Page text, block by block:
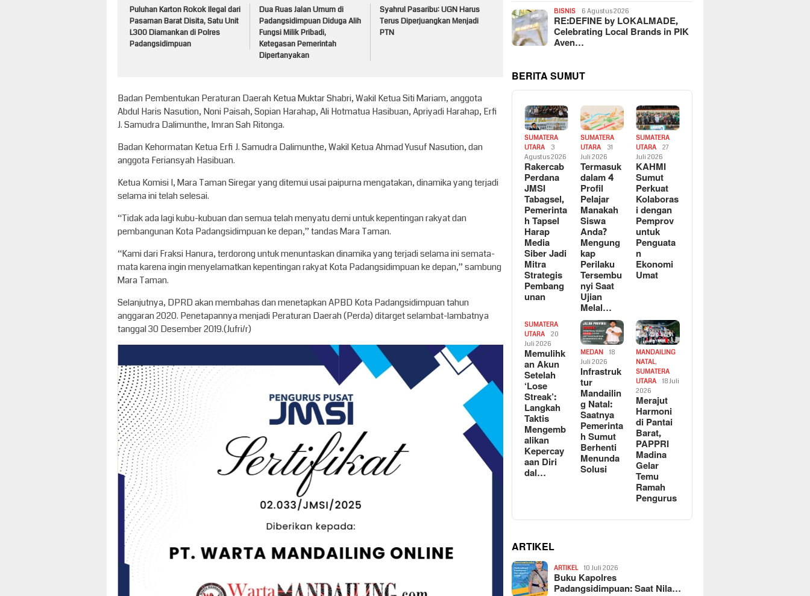
Puluhan Karton Rokok Ilegal dari
Pasaman Barat Disita, Satu Unit
L300 Diamankan di Polres
Padangsidimpuan
Dua Ruas Jalan Umum di
Padangsidimpuan Diduga Alih
Fungsi Milik Pribadi,
Ketegasan Pemerintah
Dipertanyakan
Syahrul Pasaribu: UGN Harus
Terus Diperjuangkan Menjadi
PTN
Badan Pembentukan Peraturan Daerah Ketua Muktar Shabri, Wakil Ketua Siti Mariam, anggota
Abdul Haris Nasution, Noni Paisah, Sopian Harahap, Ali Hotmatua Hasibuan, Apriyadi Harahap, Erfi
J. Samudra Dalimunthe, Imran Sah Ritonga.
Badan Kehormatan Ketua Erfi J. Samudra Dalimunthe, Wakil Ketua Ahmad Yusuf Nasution, dan
anggota Feriansyah Hasibuan.
Ketua Komisi I, Mara Taman Siregar yang ditemui usai paipurna mengatakan, dinamika yang terjadi
selama ini telah selesai.
“Tidak ada lagi kubu-kubuan dan semua telah menyatu demi untuk kepentingan rakyat dan
pembangunan Kota Padangsidimpuan ke depan,” tandas Mara Taman.
“Kami dari Fraksi Hanura, terdorong untuk menuntaskan dinamika yang terjadi selama ini semata-
mata karena ingin menyelamatkan kepentingan rakyat Kota Padangsidimpuan ke depan,” sambung
Mara Taman.
Selanjutnya, DPRD akan membahas dan menetapkan APBD Kota Padangsidimpuan tahun
anggaran 2020. Penetapannya menjadi Peraturan Daerah (Perda) ditarget selambat-lambatnya
tanggal 30 Desember 2019.(Jufri/r)
BISNIS 6 Agustus 2026
RE:DEFINE by LOKALMADE,
Celebrating Local Brands in PIK
Aven…
BERITA SUMUT
SUMATERA
UTARA
3
Agustus 2026
Rakercab
Perdana
JMSI
Tabagsel,
Pemerinta
h Tapsel
Harap
Media
Siber Jadi
Mitra
Strategis
Pembang
unan
SUMATERA
UTARA
31
Juli 2026
Termasuk
dalam 4
Profil
Pelajar
Manakah
Siswa
Anda?
Mengung
kap
Perilaku
Tersembu
nyi Saat
Ujian
Melal…
SUMATERA
UTARA
27
Juli 2026
KAHMI
Sumut
Perkuat
Kolaboras
i dengan
Pemprov
untuk
Penguata
n
Ekonomi
Umat
SUMATERA
UTARA
20
Juli 2026
Memulihk
an Akun
Setelah
‘Lose
Streak’:
Langkah
Taktis
Mengemb
alikan
Kepercay
aan Diri
dal…
MEDAN
18
Juli 2026
Infrastruk
tur
Mandailin
g Natal:
Saatnya
Pemerinta
h Sumut
Berhenti
Menunda
Solusi
MANDAILING
NATAL,
SUMATERA
UTARA
18 Juli
2026
Merajut
Harmoni
di Pantai
Barat,
PAPPRI
Madina
Gelar
Temu
Ramah
Pengurus
ARTIKEL
ARTIKEL 10 Juli 2026
Buku Kapolres
Padangsidimpuan: Saat Nila…